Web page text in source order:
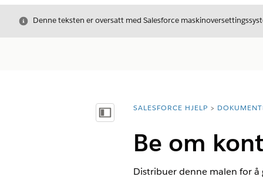
Avslutt
Denne teksten er oversatt med Salesforce
Vis innholdsfortegnelse
Du er her:
SALESFORCE HJELP
Be om
Distribuer denne malen for